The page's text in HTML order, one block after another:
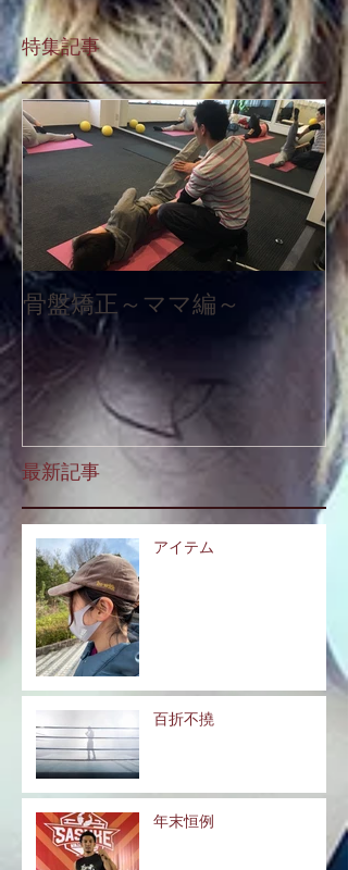
特集記事
骨盤矯正～ママ編～
最新記事
アイテム
百折不撓
年末恒例